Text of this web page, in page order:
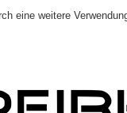
eine weitere